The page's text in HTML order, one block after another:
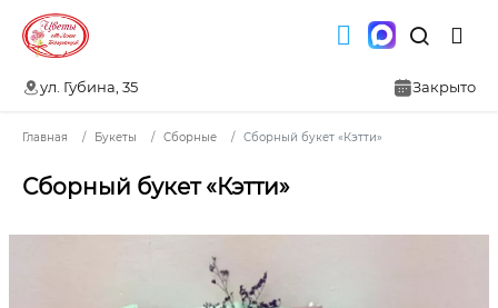
ул. Губина, 35 Закрыто
Главная Букеты Сборные Сборный букет «Кэтти»
Сборный букет «Кэтти»